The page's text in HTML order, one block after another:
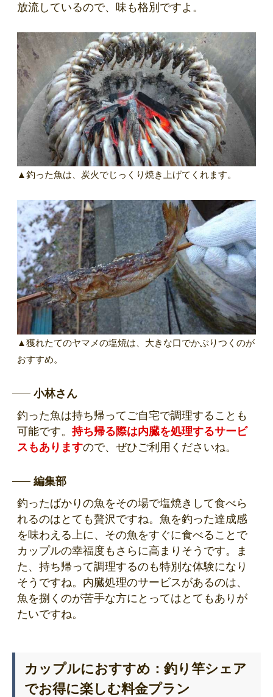
放流しているので、味も格別ですよ。
▲釣った魚は、炭火でじっくり焼き上げてくれます。
▲獲れたてのヤマメの塩焼は、大きな口でかぶりつくのが
おすすめ。
小林さん
釣った魚は持ち帰ってご自宅で調理することも
可能です。 持ち帰る際は内臓を処理するサービ
スもありますので、ぜひご利用くださいね。
編集部
釣ったばかりの魚をその場で塩焼きして食べら
れるのはとても贅沢ですね。魚を釣った達成感
を味わえる上に、その魚をすぐに食べることで
カップルの幸福度もさらに高まりそうです。ま
た、持ち帰って調理するのも特別な体験になり
そうですね。内臓処理のサービスがあるのは、
魚を捌くのが苦手な方にとってはとてもありが
たいですね。
カップルにおすすめ：釣り竿シェア
でお得に楽しむ料金プラン